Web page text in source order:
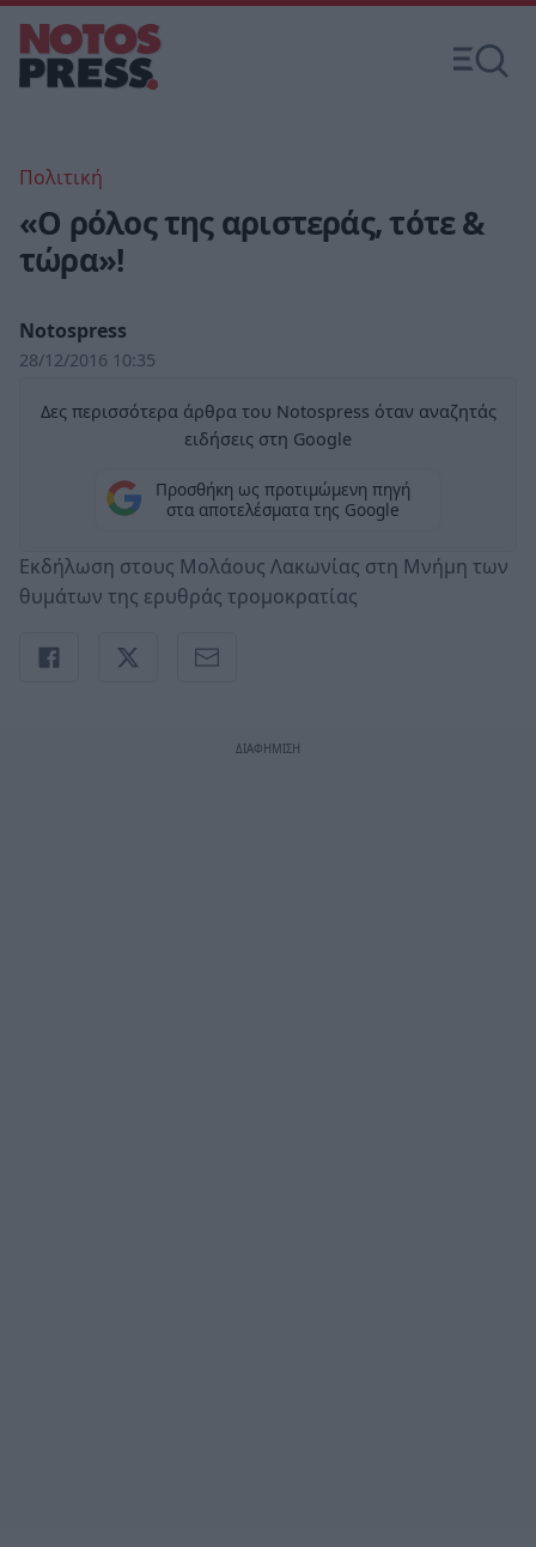
Πολιτική
«Ο ρόλος της αριστεράς, τότε &
τώρα»!
Notospress
28/12/2016 10:35
Δες περισσότερα άρθρα του Notospress όταν αναζητάς
ειδήσεις στη Google
Προσθήκη ως προτιμώμενη πηγή
στα αποτελέσματα της Google
Εκδήλωση στους Μολάους Λακωνίας στη Μνήμη των
θυμάτων της ερυθράς τρομοκρατίας